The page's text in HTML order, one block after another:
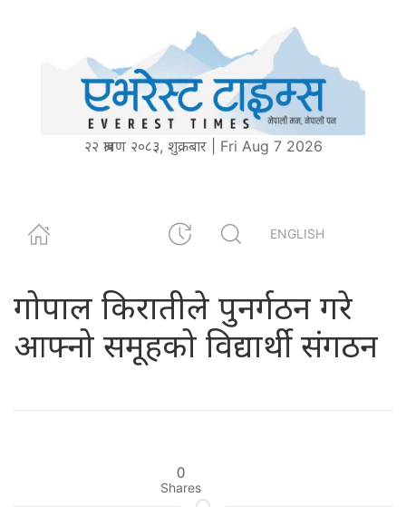
२२ श्रावण २०८३, शुक्रबार | Fri Aug 7 2026
ENGLISH
गोपाल किरातीले पुनर्गठन गरे
आफ्नो समूहको विद्यार्थी संगठन
0
Shares